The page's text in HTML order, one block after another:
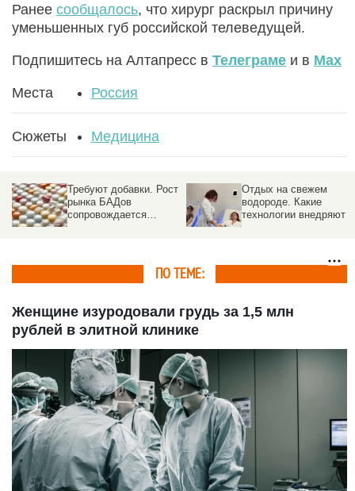
Ранее сообщалось, что хирург раскрыл причину
уменьшенных губ российской телеведущей.
Подпишитесь на Алтапресс в Телеграме и в Max
Места Россия
Сюжеты Медицина
Требуют добавки. Рост
рынка БАДов
сопровождается
Отдых на свежем
водороде. Какие
технологии внедряют в
ПО ТЕМЕ:
Женщине изуродовали грудь за 1,5 млн
рублей в элитной клинике